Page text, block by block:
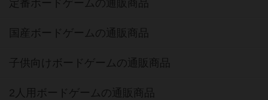
定番ボードゲームの通販商品
国産ボードゲームの通販商品
子供向けボードゲームの通販商品
2人用ボードゲームの通販商品